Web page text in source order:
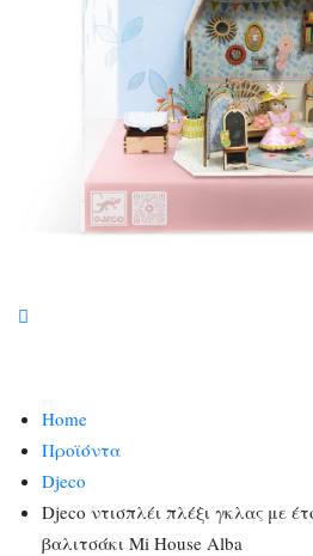
Home
Προϊόντα
Djeco
Djeco ντισπλέι πλέξι γκλας με
βαλιτσάκι Mi House Alba